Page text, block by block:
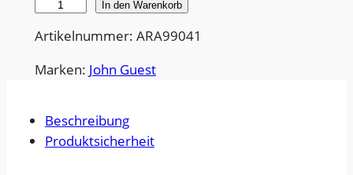
d
u
e
r
In den Warenkorb
Artikelnummer: ARA99041
Marken: John Guest
Beschreibung
Produktsicherheit